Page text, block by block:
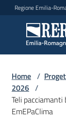
Vai al contenuto
Vai alla navigazione
Vai al footer
Regione Emilia-
Argomenti
Home /
2026 /
Teli
EmEPaClima